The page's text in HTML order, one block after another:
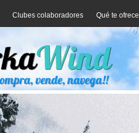
Clubes colaboradores Qué te